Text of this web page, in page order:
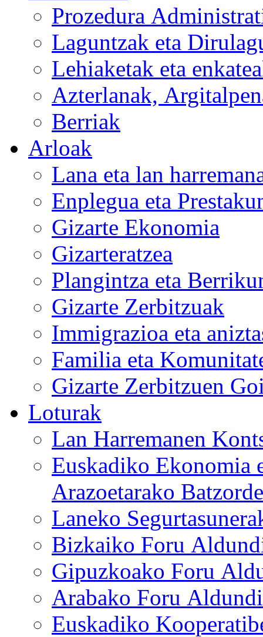
Prozedura
Laguntzak eta
Lehiaketak eta
Azterlanak,
Berriak
Arloak
Lana eta lan
Enplegua eta
Gizarte Ekonomia
Gizarteratzea
Plangintza eta
Gizarte Zerbitzuak
Immigrazioa eta
Familia eta
Gizarte Zerbitzuen
Loturak
Lan Harremanen
Euskadiko Ekonomia
Arazoetarako
Laneko
Bizkaiko Foru
Gipuzkoako Foru
Arabako Foru
Euskadiko